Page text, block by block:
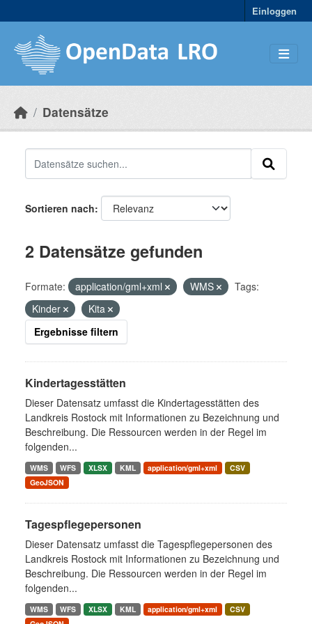
Einloggen
Datensätze
Sortieren nach
2 Datensätze gefunden
Formate: application/gml+xml WMS
Tags:
Kinder
Kita
Ergebnisse filtern
Kindertagesstätten
Dieser Datensatz umfasst die Kindertagesstätten des
Landkreis Rostock mit Informationen zu Bezeichnung und
Beschreibung. Die Ressourcen werden in der Regel im
folgenden...
WMS WFS XLSX KML application/gml+xml
CSV
GeoJSON
Tagespflegepersonen
Dieser Datensatz umfasst die Tagespflegepersonen des
Landkreis Rostock mit Informationen zu Bezeichnung und
Beschreibung. Die Ressourcen werden in der Regel im
folgenden...
WMS WFS XLSX KML application/gml+xml
CSV